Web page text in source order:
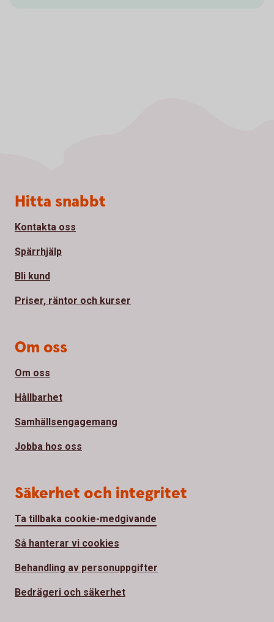
Sidfot
Hitta snabbt
Kontakta oss
Spärrhjälp
Bli kund
Priser, räntor och kurser
Om oss
Om oss
Hållbarhet
Samhällsengagemang
Jobba hos oss
Säkerhet och integritet
Ta tillbaka cookie-medgivande
Så hanterar vi cookies
Behandling av personuppgifter
Bedrägeri och säkerhet